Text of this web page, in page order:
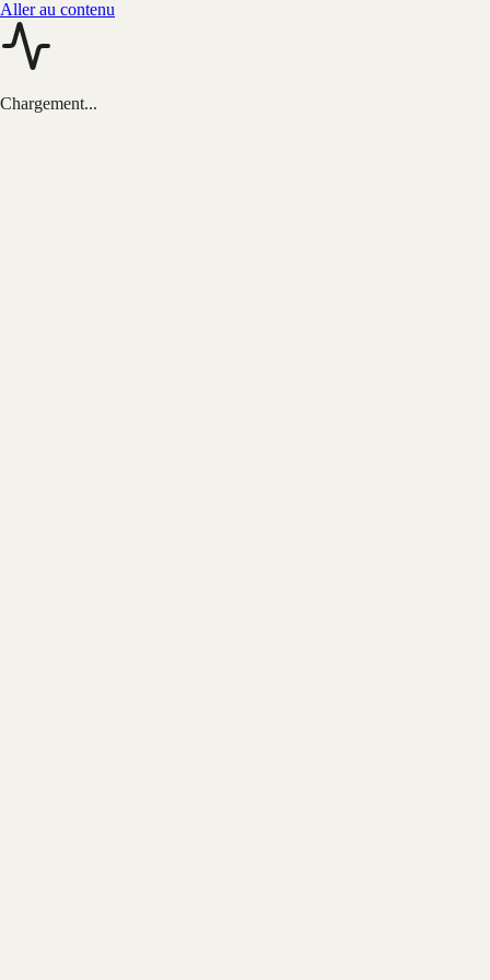
Aller au contenu
Chargement...